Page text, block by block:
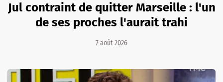
Jul contraint de quitter Marseille : l'un
de ses proches l'aurait trahi
7 août 2026